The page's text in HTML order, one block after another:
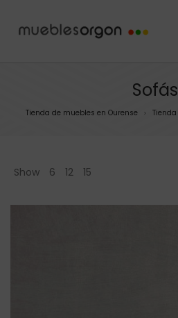
Sofás
Tienda de muebles en Ourense > Tienda
Show 6 12 15